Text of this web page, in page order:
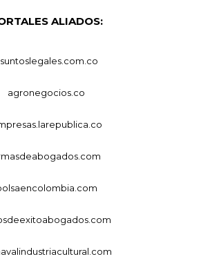
ALIADOS:
agronegocios.co